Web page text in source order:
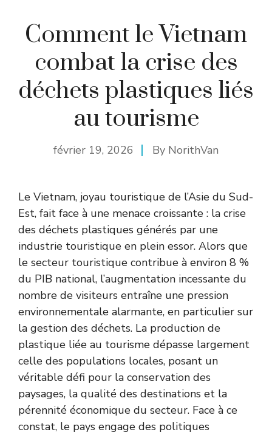
Comment le Vietnam
combat la crise des
déchets plastiques liés
au tourisme
février 19, 2026 By NorithVan
Le Vietnam, joyau touristique de l’Asie du Sud-
Est, fait face à une menace croissante : la crise
des déchets plastiques générés par une
industrie touristique en plein essor. Alors que
le secteur touristique contribue à environ 8 %
du PIB national, l’augmentation incessante du
nombre de visiteurs entraîne une pression
environnementale alarmante, en particulier sur
la gestion des déchets. La production de
plastique liée au tourisme dépasse largement
celle des populations locales, posant un
véritable défi pour la conservation des
paysages, la qualité des destinations et la
pérennité économique du secteur. Face à ce
constat, le pays engage des politiques